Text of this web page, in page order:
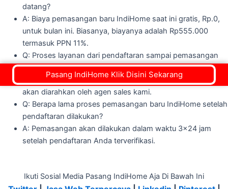
datang?
A: Biaya pemasangan baru IndiHome saat ini gratis, Rp.0,
untuk bulan ini. Biasanya, biayanya adalah Rp555.000
termasuk PPN 11%.
Q: Proses layanan dari pendaftaran sampai pemasangan
seperti apa?
A: Anda bisa mendaftar melalui WhatsApp, dan nantinya
akan diarahkan oleh agen sales kami.
Q: Berapa lama proses pemasangan baru IndiHome setelah
pendaftaran dilakukan?
A: Pemasangan akan dilakukan dalam waktu 3x24 jam
setelah pendaftaran Anda terverifikasi.
Ikuti Sosial Media Pasang IndiHome Aja Di Bawah Ini
Pasang IndiHome Klik Disini Sekarang